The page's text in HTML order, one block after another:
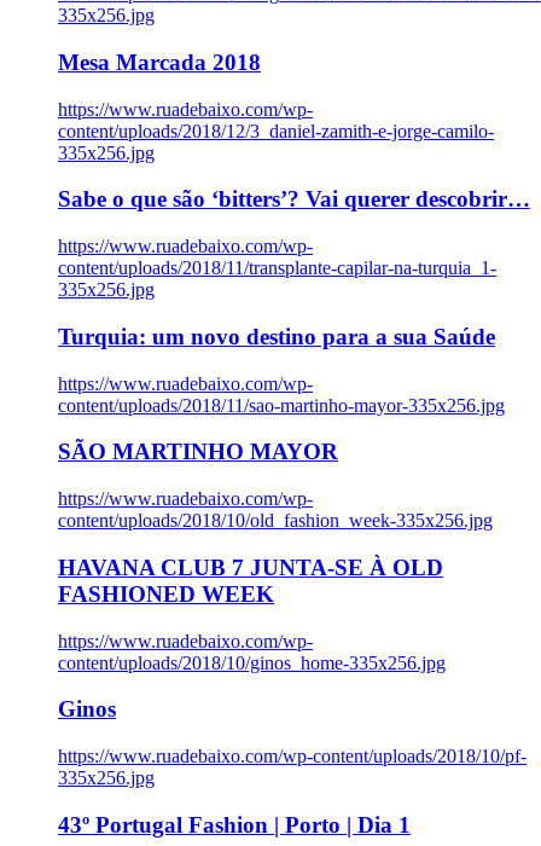
335x256.jpg
Mesa Marcada 2018
https://www.ruadebaixo.com/wp-
content/uploads/2018/12/3_daniel-zamith-e-jorge-camilo-
335x256.jpg
Sabe o que são ‘bitters’? Vai querer descobrir…
https://www.ruadebaixo.com/wp-
content/uploads/2018/11/transplante-capilar-na-turquia_1-
335x256.jpg
Turquia: um novo destino para a sua Saúde
https://www.ruadebaixo.com/wp-
content/uploads/2018/11/sao-martinho-mayor-335x256.jpg
SÃO MARTINHO MAYOR
https://www.ruadebaixo.com/wp-
content/uploads/2018/10/old_fashion_week-335x256.jpg
HAVANA CLUB 7 JUNTA-SE À OLD
FASHIONED WEEK
https://www.ruadebaixo.com/wp-
content/uploads/2018/10/ginos_home-335x256.jpg
Ginos
https://www.ruadebaixo.com/wp-content/uploads/2018/10/pf-
335x256.jpg
43º Portugal Fashion | Porto | Dia 1